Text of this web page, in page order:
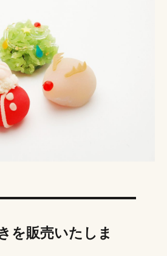
を販売いたしま